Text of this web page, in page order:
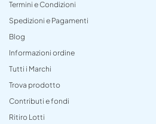
Termini e Condizioni
Spedizioni e Pagamenti
Blog
Informazioni ordine
Tutti i Marchi
Trova prodotto
Contributi e fondi
Ritiro Lotti